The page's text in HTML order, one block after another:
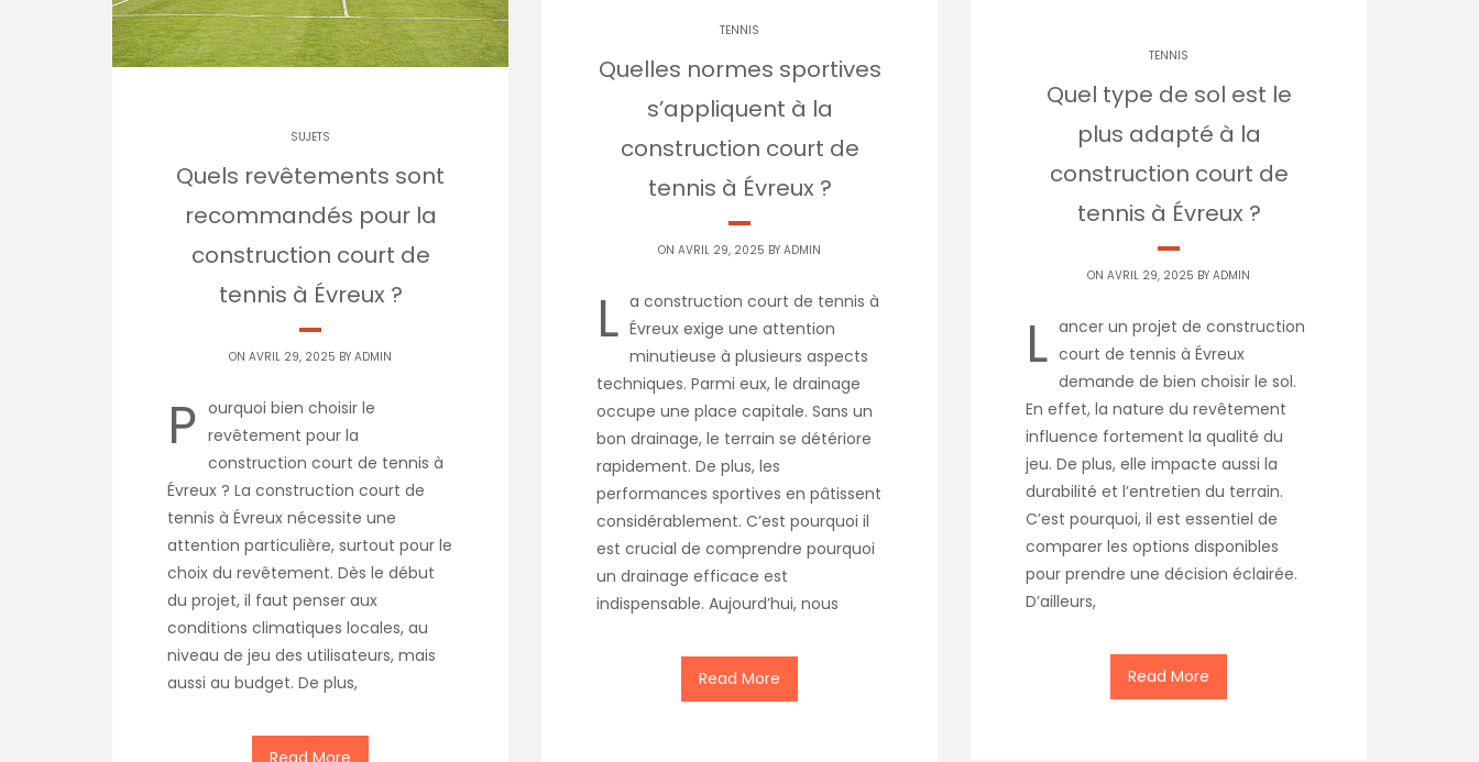
TENNIS
Quelles normes sportives
s’appliquent à la
construction court de
tennis à Évreux ?
ON AVRIL 29, 2025 BY ADMIN
L a construction court de tennis à
Évreux exige une attention
minutieuse à plusieurs aspects
techniques. Parmi eux, le drainage
occupe une place capitale. Sans un
bon drainage, le terrain se détériore
rapidement. De plus, les
performances sportives en pâtissent
considérablement. C’est pourquoi il
est crucial de comprendre pourquoi
un drainage efficace est
indispensable. Aujourd’hui, nous
Read More
TENNIS
Quel type de sol est le
plus adapté à la
construction court de
tennis à Évreux ?
ON AVRIL 29, 2025 BY ADMIN
L ancer un projet de construction
court de tennis à Évreux
demande de bien choisir le sol.
En effet, la nature du revêtement
influence fortement la qualité du
jeu. De plus, elle impacte aussi la
durabilité et l’entretien du terrain.
C’est pourquoi, il est essentiel de
comparer les options disponibles
pour prendre une décision éclairée.
D’ailleurs,
Read More
SUJETS
Quels revêtements sont
recommandés pour la
construction court de
tennis à Évreux ?
ON AVRIL 29, 2025 BY ADMIN
P ourquoi bien choisir le
revêtement pour la
construction court de tennis à
Évreux ? La construction court de
tennis à Évreux nécessite une
attention particulière, surtout pour le
choix du revêtement. Dès le début
du projet, il faut penser aux
conditions climatiques locales, au
niveau de jeu des utilisateurs, mais
aussi au budget. De plus,